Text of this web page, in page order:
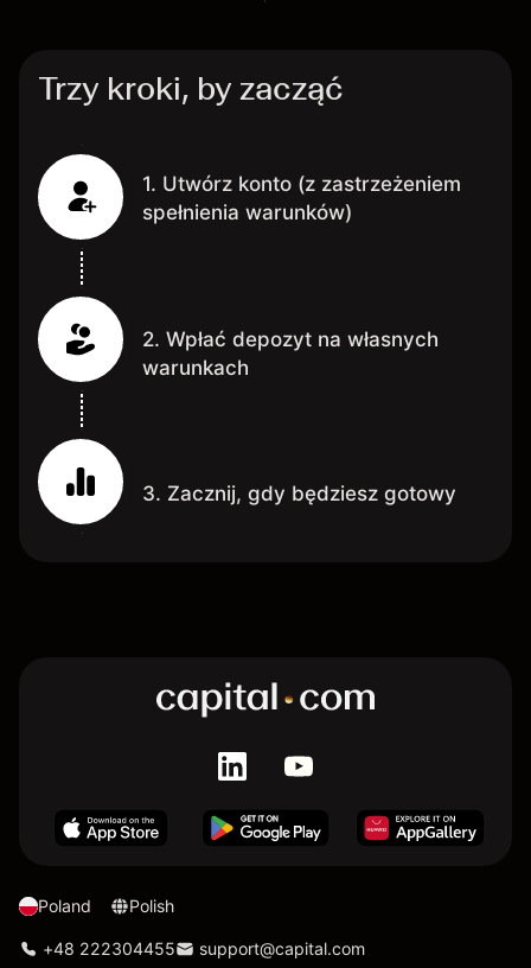
Trzy kroki, by zacząć
1. Utwórz konto (z zastrzeżeniem
spełnienia warunków)
2. Wpłać depozyt na własnych
warunkach
3. Zacznij, gdy będziesz gotowy
Poland Polish
+48 222304455 support@capital.com